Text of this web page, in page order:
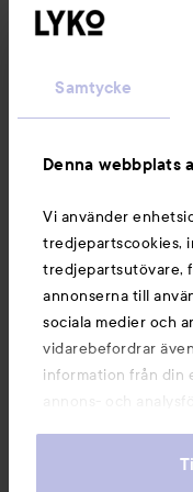
Samtycke
Denna webbplats
Vi använder
tredjepartscookies,
tredjepartsutövare,
annonserna till
sociala medier och
vidarebefordrar
information från din
annons- och
information som du
Du kanske